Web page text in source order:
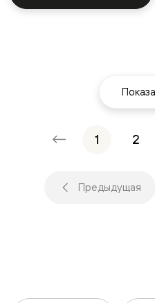
1 2
Предыдущая